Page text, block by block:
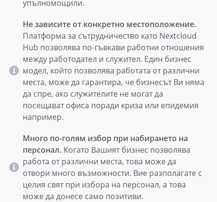
упълномощили.
Не зависите от конкретно местоположение.
Платформа за сътрудничество като Nextcloud
Hub позволява по-гъвкави работни отношения
между работодател и служител. Един бизнес
модел, който позволява работата от различни
места, може да гарантира, че бизнесът Ви няма
да спре, ако служителите не могат да
посещават офиса поради криза или епидемия
например.
Много по-голям избор при набирането на
персонал. Когато Вашият бизнес позволява
работа от различни места, това може да
отвори много възможности. Вие разполагате с
целия свят при избора на персонал, а това
може да донесе само позитиви.